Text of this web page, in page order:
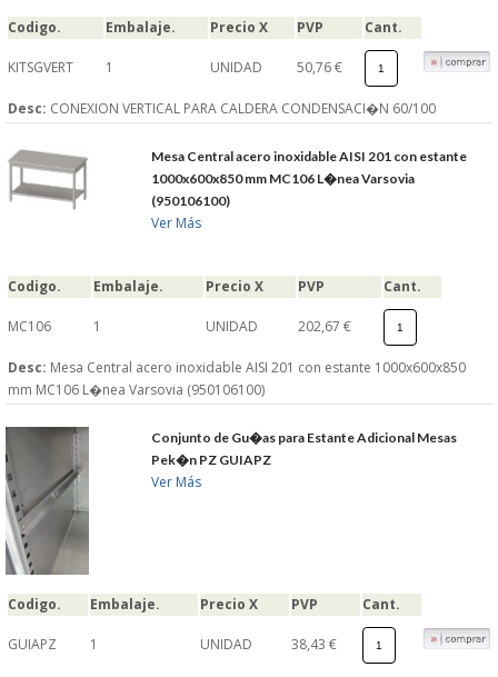
Codigo. Embalaje. Precio X PVP Cant.
KITSGVERT 1 UNIDAD 50,76 €
Desc: CONEXION VERTICAL PARA CALDERA CONDENSACI�N 60/100
Mesa Central acero inoxidable AISI 201 con estante
1000x600x850 mm MC106 L�nea Varsovia
(950106100)
Ver Más
Codigo. Embalaje. Precio X PVP Cant.
MC106 1 UNIDAD 202,67 €
Desc: Mesa Central acero inoxidable AISI 201 con estante 1000x600x850
mm MC106 L�nea Varsovia (950106100)
Conjunto de Gu�as para Estante Adicional Mesas
Pek�n PZ GUIAPZ
Ver Más
Codigo. Embalaje. Precio X PVP Cant.
GUIAPZ 1 UNIDAD 38,43 €